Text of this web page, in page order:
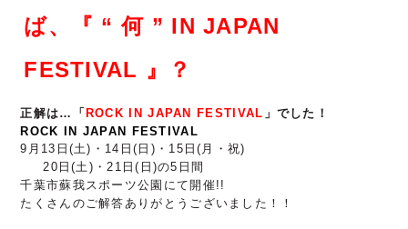
ば、『 “ 何 ” IN JAPAN
FESTIVAL 』？
正解は…「 ROCK IN JAPAN FESTIVAL 」でした！
ROCK IN JAPAN FESTIVAL
9月13日(土)・14日(日)・ 15日(月・祝)
20日(土)・21日(日)の5日間
千葉市蘇我スポーツ公園にて 開催!!
たくさんのご解答ありがとうございました！！